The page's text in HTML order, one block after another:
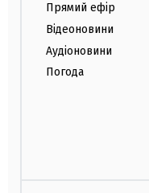
Прямий ефір
Відеоновини
Аудіоновини
Погода